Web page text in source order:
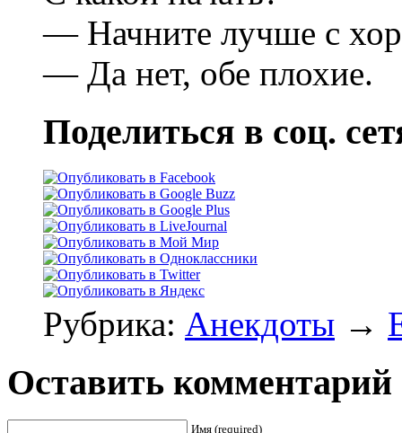
— Начните лучше с
— Да нет, обе плохие.
Поделиться в соц.
Рубрика: Анекдоты →
Оставить комментарий
Имя (required)